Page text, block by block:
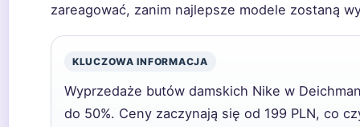
zareagować, zanim najlepsze modele zostaną
KLUCZOWA INFORMACJA
Wyprzedaże butów damskich Nike w
do 50%. Ceny zaczynają się od 199 PLN, co